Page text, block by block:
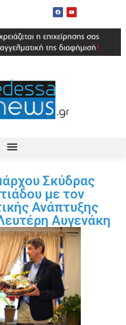
Σκύδρας
με τον
Ανάπτυξης
Αυγενάκη